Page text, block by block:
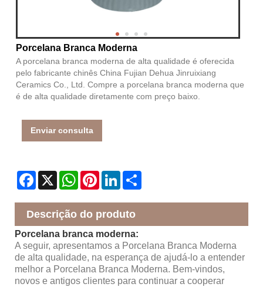
Porcelana Branca Moderna
A porcelana branca moderna de alta qualidade é oferecida
pelo fabricante chinês China Fujian Dehua Jinruixiang
Ceramics Co., Ltd. Compre a porcelana branca moderna que
é de alta qualidade diretamente com preço baixo.
Enviar consulta
Facebook
X WhatsAppPinterestLinkedIn
Descrição do produto
Porcelana branca moderna:
A seguir, apresentamos a Porcelana Branca Moderna
de alta qualidade, na esperança de ajudá-lo a entender
melhor a Porcelana Branca Moderna. Bem-vindos,
novos e antigos clientes para continuar a cooperar